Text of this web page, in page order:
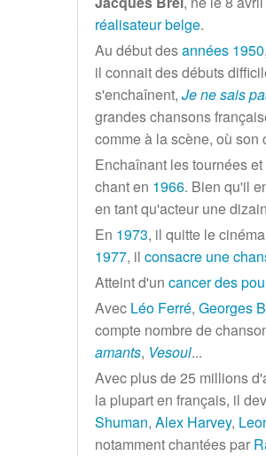
réalisateurbelge.
Au début desannées 1950
il connait des débuts
s'enchaînent, Je ne sais
grandes chansons
comme à la scène, où son
Enchaînant les tournées
chant en 1966. Bien qu'il
en tant qu'acteur une
En 1973, il quitte le
1977, il consacre une
Atteint d'un cancer des
Avec Léo Ferré, Georges
compte nombre de
amants, Vesoul...
Avec plus de25 millions
la plupart en français, il
Shuman, Alex Harvey,
notamment chantées par